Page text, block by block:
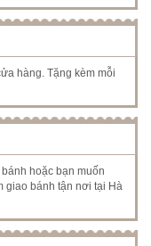
hàng. Tặng kèm mỗi
hoặc bạn muốn
giao bánh tận nơi tại Hà